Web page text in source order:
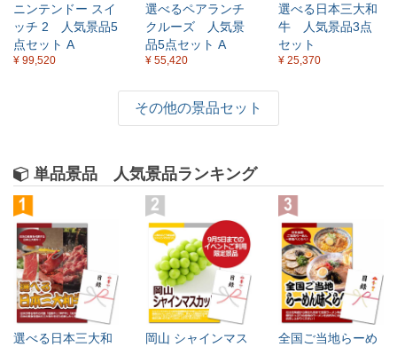
ニンテンドー スイ
ッチ 2 人気景品5
点セット A
¥ 99,520
選べるペアランチ
クルーズ 人気景
品5点セット A
¥ 55,420
選べる日本三大和
牛 人気景品3点
セット
¥ 25,370
その他の景品セット
単品景品 人気景品ランキング
選べる日本三大和
岡山 シャインマス
全国ご当地らーめ